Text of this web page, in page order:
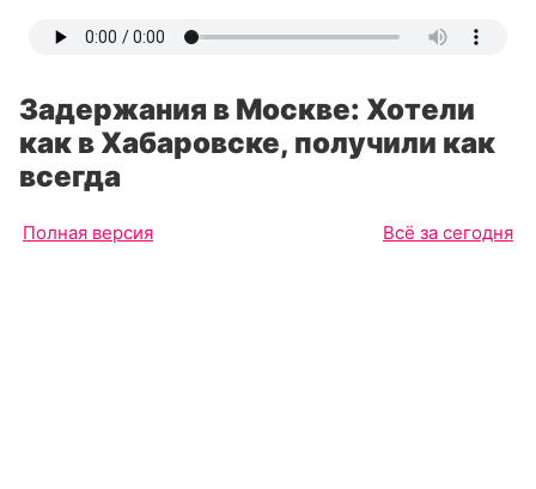
Задержания в Москве: Хотели
как в Хабаровске, получили как
всегда
Полная версия Всё за сегодня